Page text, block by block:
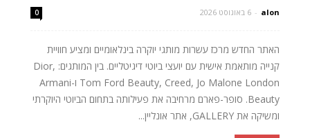
alon
- 6 באוגוסט 2026 0
האתר החדש מרכז עשרות מותגי יוקרה בינלאומיים ומציע חוויית
קנייה מותאמת אישית עם יועצי ביוטי דיגיטליים. בין המותגים: Dior,
Tom Ford Beauty, Creed, Jo Malone London ו-Armani
Beauty. סופר-פארם מרחיבה את פעילותה בתחום הביוטי היוקרתי
ומשיקה את GALLERY, אתר אונליין...